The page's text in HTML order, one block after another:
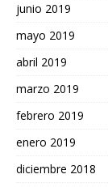
junio 2019
mayo 2019
abril 2019
marzo 2019
febrero 2019
enero 2019
diciembre 2018